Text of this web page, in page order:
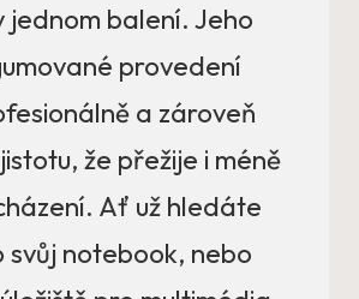
jednom balení. Jeho
provedení
a zároveň
že přežije i méně
Ať už hledáte
svůj notebook, nebo